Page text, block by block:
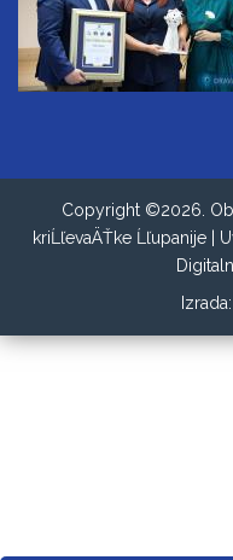
Copyright ©2026.
kriĹľevaÄŤke Ĺľupanije |
Izrada: